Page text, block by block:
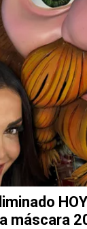
máscara